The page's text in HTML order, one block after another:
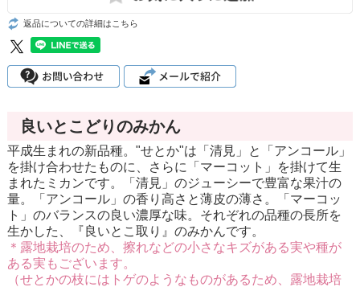
返品についての詳細はこちら
良いとこどりのみかん
平成生まれの新品種。"せとか"は「清見」と「アンコール」
を掛け合わせたものに、さらに「マーコット」を掛けて生
まれたミカンです。「清見」のジューシーで豊富な果汁の
量。「アンコール」の香り高さと薄皮の薄さ。「マーコッ
ト」のバランスの良い濃厚な味。それぞれの品種の長所を
生かした、『良いとこ取り』のみかんです。
＊露地栽培のため、擦れなどの小さなキズがある実や種が
ある実もございます。
（せとかの枝にはトゲのようなものがあるため、露地栽培